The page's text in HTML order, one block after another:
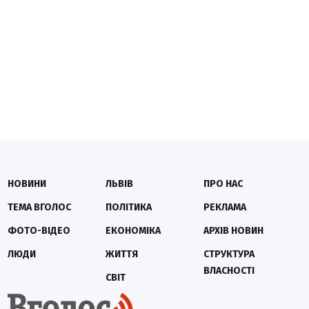
НОВИНИ
ТЕМА ВГОЛОС
ФОТО-ВІДЕО
ЛЮДИ
ЛЬВІВ
ПОЛІТИКА
ЕКОНОМІКА
ЖИТТЯ
СВІТ
ПРО НАС
РЕКЛАМА
АРХІВ НОВИН
СТРУКТУРА
ВЛАСНОСТІ